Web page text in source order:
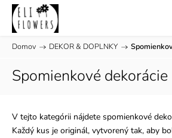
Domov / DEKOR & DOPLNKY /
Spomienkové dekorácie
V tejto kategórii nájdete spomienkové
Každý kus je originál, vytvorený tak, aby